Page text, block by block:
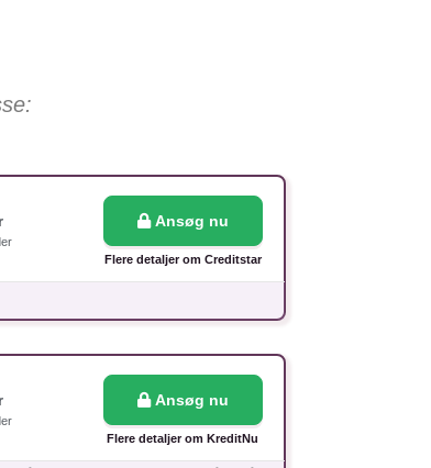
Ansøg nu
Flere detaljer om Creditstar
Ansøg nu
Flere detaljer om KreditNu